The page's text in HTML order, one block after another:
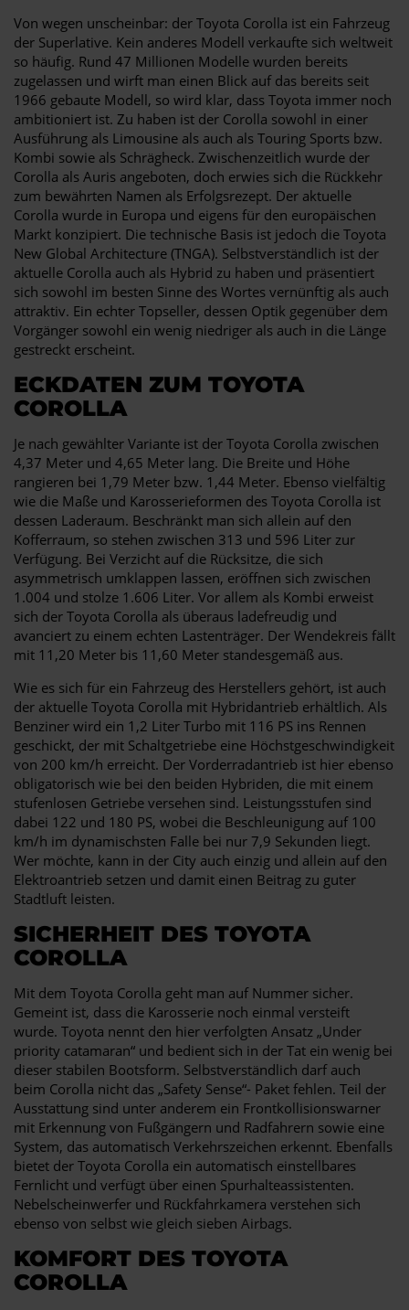
Von wegen unscheinbar: der Toyota Corolla ist ein Fahrzeug
der Superlative. Kein anderes Modell verkaufte sich weltweit
so häufig. Rund 47 Millionen Modelle wurden bereits
zugelassen und wirft man einen Blick auf das bereits seit
1966 gebaute Modell, so wird klar, dass Toyota immer noch
ambitioniert ist. Zu haben ist der Corolla sowohl in einer
Ausführung als Limousine als auch als Touring Sports bzw.
Kombi sowie als Schrägheck. Zwischenzeitlich wurde der
Corolla als Auris angeboten, doch erwies sich die Rückkehr
zum bewährten Namen als Erfolgsrezept. Der aktuelle
Corolla wurde in Europa und eigens für den europäischen
Markt konzipiert. Die technische Basis ist jedoch die Toyota
New Global Architecture (TNGA). Selbstverständlich ist der
aktuelle Corolla auch als Hybrid zu haben und präsentiert
sich sowohl im besten Sinne des Wortes vernünftig als auch
attraktiv. Ein echter Topseller, dessen Optik gegenüber dem
Vorgänger sowohl ein wenig niedriger als auch in die Länge
gestreckt erscheint.
ECKDATEN ZUM TOYOTA
COROLLA
Je nach gewählter Variante ist der Toyota Corolla zwischen
4,37 Meter und 4,65 Meter lang. Die Breite und Höhe
rangieren bei 1,79 Meter bzw. 1,44 Meter. Ebenso vielfältig
wie die Maße und Karosserieformen des Toyota Corolla ist
dessen Laderaum. Beschränkt man sich allein auf den
Kofferraum, so stehen zwischen 313 und 596 Liter zur
Verfügung. Bei Verzicht auf die Rücksitze, die sich
asymmetrisch umklappen lassen, eröffnen sich zwischen
1.004 und stolze 1.606 Liter. Vor allem als Kombi erweist
sich der Toyota Corolla als überaus ladefreudig und
avanciert zu einem echten Lastenträger. Der Wendekreis fällt
mit 11,20 Meter bis 11,60 Meter standesgemäß aus.
Wie es sich für ein Fahrzeug des Herstellers gehört, ist auch
der aktuelle Toyota Corolla mit Hybridantrieb erhältlich. Als
Benziner wird ein 1,2 Liter Turbo mit 116 PS ins Rennen
geschickt, der mit Schaltgetriebe eine Höchstgeschwindigkeit
von 200 km/h erreicht. Der Vorderradantrieb ist hier ebenso
obligatorisch wie bei den beiden Hybriden, die mit einem
stufenlosen Getriebe versehen sind. Leistungsstufen sind
dabei 122 und 180 PS, wobei die Beschleunigung auf 100
km/h im dynamischsten Falle bei nur 7,9 Sekunden liegt.
Wer möchte, kann in der City auch einzig und allein auf den
Elektroantrieb setzen und damit einen Beitrag zu guter
Stadtluft leisten.
SICHERHEIT DES TOYOTA
COROLLA
Mit dem Toyota Corolla geht man auf Nummer sicher.
Gemeint ist, dass die Karosserie noch einmal versteift
wurde. Toyota nennt den hier verfolgten Ansatz „Under
priority catamaran“ und bedient sich in der Tat ein wenig bei
dieser stabilen Bootsform. Selbstverständlich darf auch
beim Corolla nicht das „Safety Sense“- Paket fehlen. Teil der
Ausstattung sind unter anderem ein Frontkollisionswarner
mit Erkennung von Fußgängern und Radfahrern sowie eine
System, das automatisch Verkehrszeichen erkennt. Ebenfalls
bietet der Toyota Corolla ein automatisch einstellbares
Fernlicht und verfügt über einen Spurhalteassistenten.
Nebelscheinwerfer und Rückfahrkamera verstehen sich
ebenso von selbst wie gleich sieben Airbags.
KOMFORT DES TOYOTA
COROLLA